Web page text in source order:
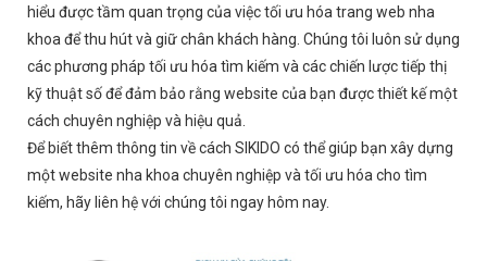
hiểu được tầm quan trọng của việc tối ưu hóa trang web nha
khoa để thu hút và giữ chân khách hàng. Chúng tôi luôn sử dụng
các phương pháp tối ưu hóa tìm kiếm và các chiến lược tiếp thị
kỹ thuật số để đảm bảo rằng website của bạn được thiết kế một
cách chuyên nghiệp và hiệu quả.
Để biết thêm thông tin về cách SIKIDO có thể giúp bạn xây dựng
một website nha khoa chuyên nghiệp và tối ưu hóa cho tìm
kiếm, hãy liên hệ với chúng tôi ngay hôm nay.